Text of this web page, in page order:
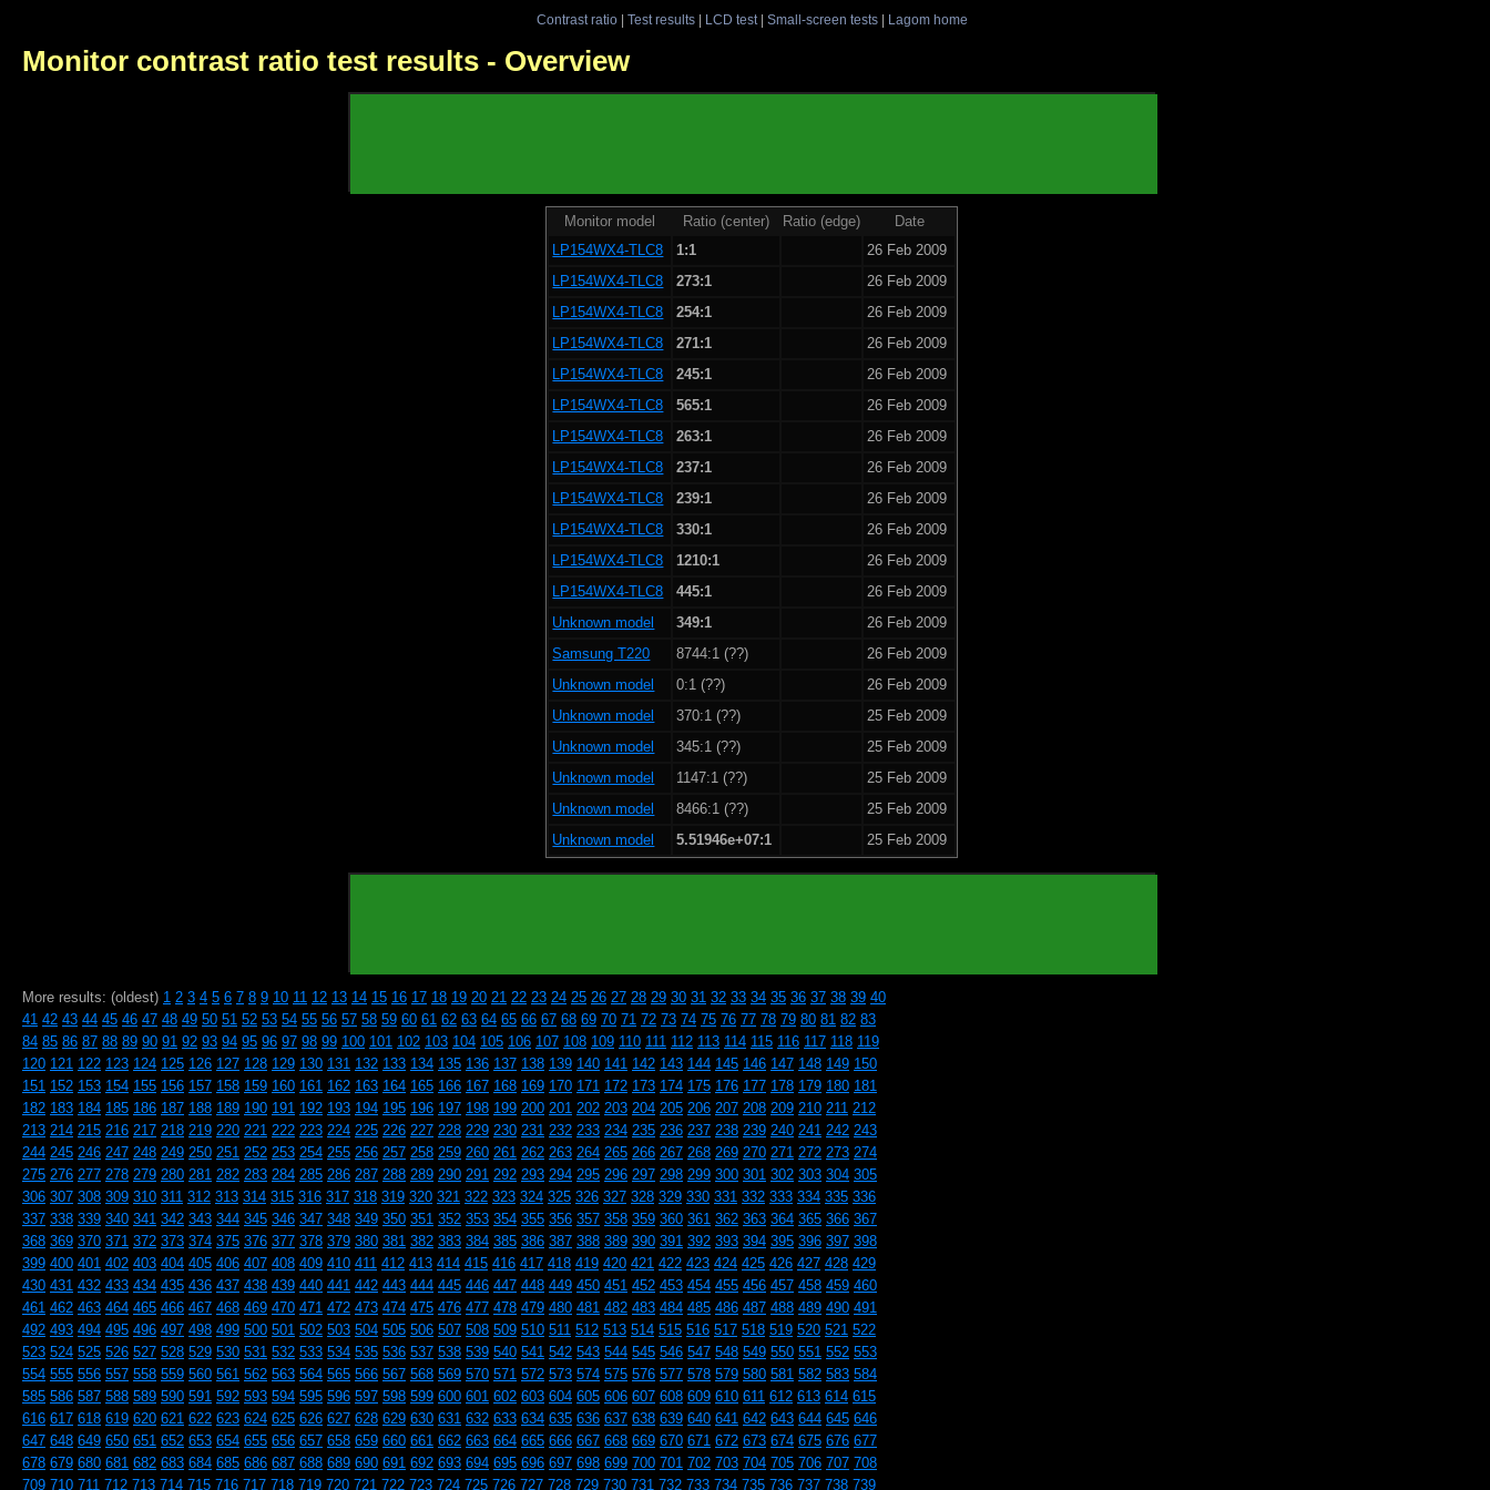
Contrast ratio| Test results| LCD test| Small-screen tests| Lagom home
Monitor contrast ratio test results - Overview
Monitor model Ratio (center) Ratio (edge)
Date
LP154WX4-TLC8
1:1
26 Feb 2009
LP154WX4-TLC8
273:1
26 Feb 2009
LP154WX4-TLC8
254:1
26 Feb 2009
LP154WX4-TLC8
271:1
26 Feb 2009
LP154WX4-TLC8
245:1
26 Feb 2009
LP154WX4-TLC8
565:1
26 Feb 2009
LP154WX4-TLC8
263:1
26 Feb 2009
LP154WX4-TLC8
237:1
26 Feb 2009
LP154WX4-TLC8
239:1
26 Feb 2009
LP154WX4-TLC8
330:1
26 Feb 2009
LP154WX4-TLC8
1210:1
26 Feb 2009
LP154WX4-TLC8
445:1
26 Feb 2009
Unknown model
349:1
26 Feb 2009
Samsung T220
8744:1 (??)
26 Feb 2009
Unknown model
0:1 (??)
26 Feb 2009
Unknown model
370:1 (??)
25 Feb 2009
Unknown model
345:1 (??)
25 Feb 2009
Unknown model
1147:1 (??)
25 Feb 2009
Unknown model
8466:1 (??)
25 Feb 2009
Unknown model
5.51946e+07:1 25 Feb 2009
More results: (oldest) 1 2 3 4 5 6 7 8 9 10 11 12 13 14 15 16 17 18 19 20 21 22 23 24 25 26 27 28 29 30 31 32 33 34 35 36 37 38 39 40
41 42 43 44 45 46 47 48 49 50 51 52 53 54 55 56 57 58 59 60 61 62 63 64 65 66 67 68 69 70 71 72 73 74 75 76 77 78 79 80 81 82 83
84 85 86 87 88 89 90 91 92 93 94 95 96 97 98 99 100 101 102 103 104 105 106 107 108 109 110 111 112 113 114 115 116 117 118 119
120 121 122 123 124 125 126 127 128 129 130 131 132 133 134 135 136 137 138 139 140 141 142 143 144 145 146 147 148 149 150
151 152 153 154 155 156 157 158 159 160 161 162 163 164 165 166 167 168 169 170 171 172 173 174 175 176 177 178 179 180 181
182 183 184 185 186 187 188 189 190 191 192 193 194 195 196 197 198 199 200 201 202 203 204 205 206 207 208 209 210 211 212
213 214 215 216 217 218 219 220 221 222 223 224 225 226 227 228 229 230 231 232 233 234 235 236 237 238 239 240 241 242 243
244 245 246 247 248 249 250 251 252 253 254 255 256 257 258 259 260 261 262 263 264 265 266 267 268 269 270 271 272 273 274
275 276 277 278 279 280 281 282 283 284 285 286 287 288 289 290 291 292 293 294 295 296 297 298 299 300 301 302 303 304 305
306 307 308 309 310 311 312 313 314 315 316 317 318 319 320 321 322 323 324 325 326 327 328 329 330 331 332 333 334 335 336
337 338 339 340 341 342 343 344 345 346 347 348 349 350 351 352 353 354 355 356 357 358 359 360 361 362 363 364 365 366 367
368 369 370 371 372 373 374 375 376 377 378 379 380 381 382 383 384 385 386 387 388 389 390 391 392 393 394 395 396 397 398
399 400 401 402 403 404 405 406 407 408 409 410 411 412 413 414 415 416 417 418 419 420 421 422 423 424 425 426 427 428 429
430 431 432 433 434 435 436 437 438 439 440 441 442 443 444 445 446 447 448 449 450 451 452 453 454 455 456 457 458 459 460
461 462 463 464 465 466 467 468 469 470 471 472 473 474 475 476 477 478 479 480 481 482 483 484 485 486 487 488 489 490 491
492 493 494 495 496 497 498 499 500 501 502 503 504 505 506 507 508 509 510 511 512 513 514 515 516 517 518 519 520 521 522
523 524 525 526 527 528 529 530 531 532 533 534 535 536 537 538 539 540 541 542 543 544 545 546 547 548 549 550 551 552 553
554 555 556 557 558 559 560 561 562 563 564 565 566 567 568 569 570 571 572 573 574 575 576 577 578 579 580 581 582 583 584
585 586 587 588 589 590 591 592 593 594 595 596 597 598 599 600 601 602 603 604 605 606 607 608 609 610 611 612 613 614 615
616 617 618 619 620 621 622 623 624 625 626 627 628 629 630 631 632 633 634 635 636 637 638 639 640 641 642 643 644 645 646
647 648 649 650 651 652 653 654 655 656 657 658 659 660 661 662 663 664 665 666 667 668 669 670 671 672 673 674 675 676 677
678 679 680 681 682 683 684 685 686 687 688 689 690 691 692 693 694 695 696 697 698 699 700 701 702 703 704 705 706 707 708
709 710 711 712 713 714 715 716 717 718 719 720 721 722 723 724 725 726 727 728 729 730 731 732 733 734 735 736 737 738 739